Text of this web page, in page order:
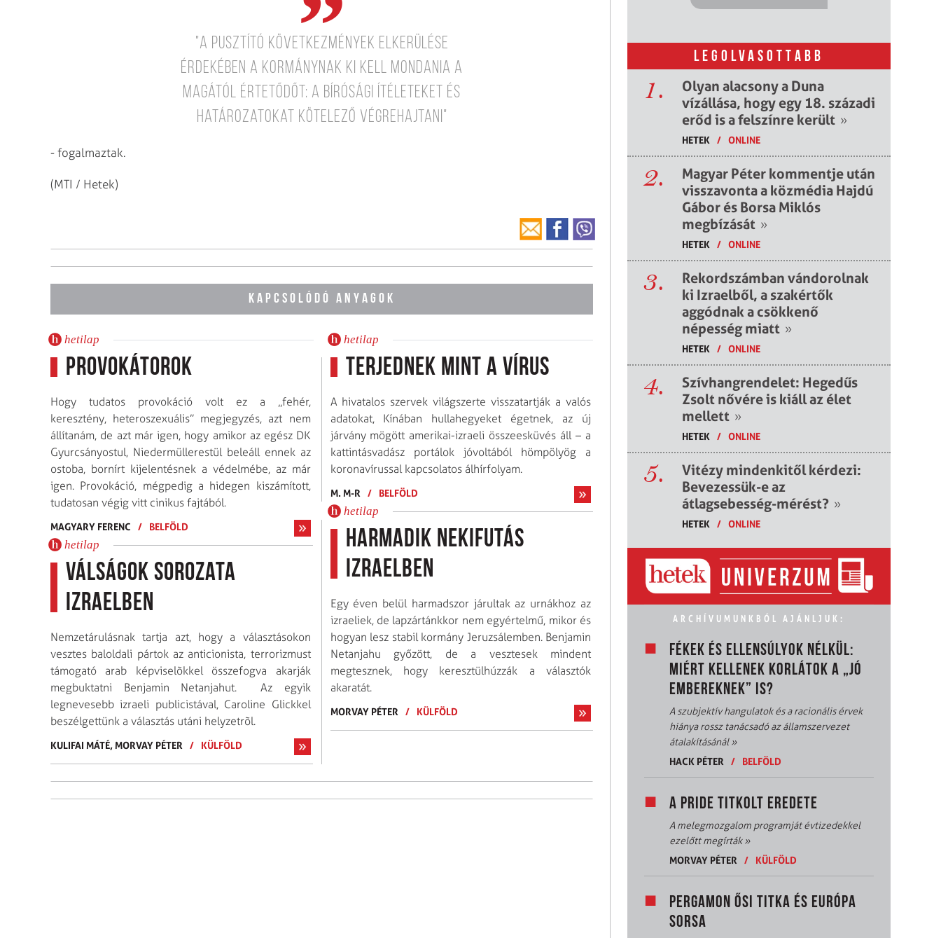
"A pusztító következmények elkerülése
érdekében a kormánynak ki kell mondania a
magától értetődőt: a bírósági ítéleteket és
határozatokat kötelező végrehajtani"
- fogalmaztak.
(MTI / Hetek)
KAPCSOLÓDÓ ANYAGOK
hetilap
Provokátorok
Hogy tudatos provokáció volt ez a „fehér,
keresztény, heteroszexuális” megjegyzés, azt nem
állítanám, de azt már igen, hogy amikor az egész DK
Gyurcsányostul, Niedermüllerestül beleáll ennek az
ostoba, bornírt kijelentésnek a védelmébe, az már
igen. Provokáció, mégpedig a hidegen kiszámított,
tudatosan végig vitt cinikus fajtából.
MAGYARY FERENC / BELFÖLD
hetilap
Válságok sorozata
Izraelben
Nemzetárulásnak tartja azt, hogy a választásokon
vesztes baloldali pártok az anticionista, terrorizmust
támogató arab képviselõkkel összefogva akarják
megbuktatni Benjamin Netanjahut. Az egyik
legnevesebb izraeli publicis­tával, Caroline Glickkel
beszélgettünk a választás utáni helyzetrõl.
KULIFAI MÁTÉ, MORVAY PÉTER / KÜLFÖLD
hetilap
Terjednek mint a vírus
A hivatalos szervek világszerte visszatartják a valós
adatokat, Kínában hullahegyeket égetnek, az új
járvány mögött amerikai-izraeli összeesküvés áll – a
kattintásvadász portálok jóvoltából hömpölyög a
korona­vírussal kapcsolatos álhírfolyam.
M. M-R / BELFÖLD
hetilap
Harmadik nekifutás
Izraelben
Egy éven belül harmadszor járultak az urnákhoz az
izraeliek, de lapzártánkkor nem egyértelmű, mikor és
hogyan lesz stabil kormány Jeruzsálemben. Benjamin
Netanjahu győzött, de a vesztesek mindent
megtesznek, hogy keresztülhúzzák a választók
akaratát.
MORVAY PÉTER / KÜLFÖLD
LEGOLVASOTTABB
1.
Olyan alacsony a Duna
vízállása, hogy egy 18. századi
erőd is a felszínre került »
HETEK / ONLINE
2.
Magyar Péter kommentje után
visszavonta a közmédia Hajdú
Gábor és Borsa Miklós
megbízását »
HETEK / ONLINE
3.
Rekordszámban vándorolnak
ki Izraelből, a szakértők
aggódnak a csökkenő
népesség miatt »
HETEK / ONLINE
4.
Szívhangrendelet: Hegedűs
Zsolt nővére is kiáll az élet
mellett »
HETEK / ONLINE
5.
Vitézy mindenkitől kérdezi:
Bevezessük-e az
átlagsebesség-mérést? »
HETEK / ONLINE
ARCHÍVUMUNKBÓL AJÁNLJUK:
FÉKEK ÉS ELLENSÚLYOK NÉLKÜL:
MIÉRT KELLENEK KORLÁTOK A „JÓ
EMBEREKNEK” IS?
A szubjektív hangulatok és a racionális érvek
hiánya rossz tanácsadó az államszervezet
átalakításánál»
HACK PÉTER
/ BELFÖLD
A PRIDE TITKOLT EREDETE
A melegmozgalom programját évtizedekkel
ezelőtt megírták»
MORVAY PÉTER
/ KÜLFÖLD
PERGAMON ŐSI TITKA ÉS EURÓPA
SORSA